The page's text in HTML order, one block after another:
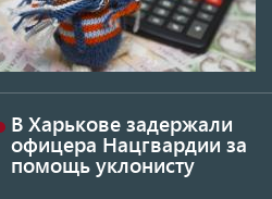
В Харькове задержали
офицера Нацгвардии за
помощь уклонисту